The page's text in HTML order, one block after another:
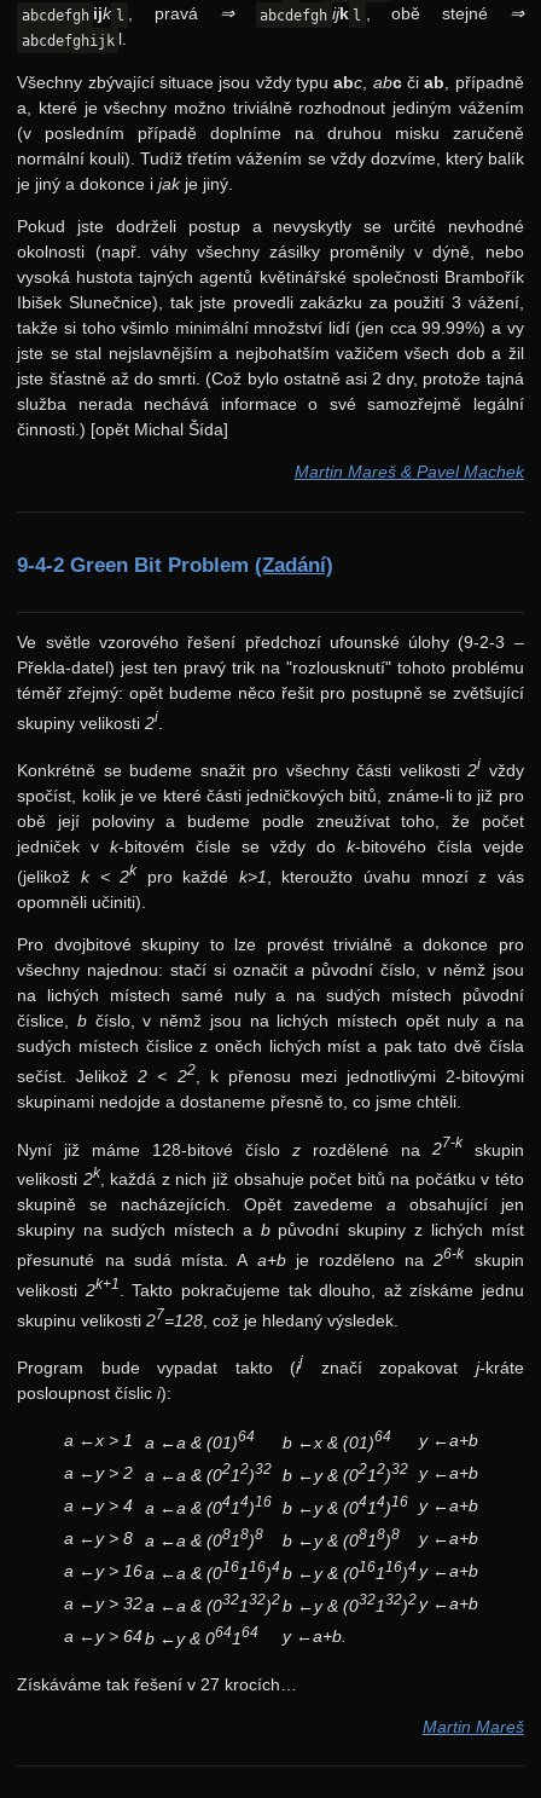
abcdefgh ijk l , pravá ⇒ abcdefgh ijk l , obě stejné ⇒
abcdefghijk l.
Všechny zbývající situace jsou vždy typuabc abcčiab , případně
a, které je všechny možno triviálně rozhodnout jediným vážením
(v posledním případě doplníme na druhou misku zaručeně
normální kouli). Tudíž třetím vážením se vždy dozvíme, který balík
je jiný a dokonce ijakje jiný.
Pokud jste dodrželi postup a nevyskytly se určité nevhodné
okolnosti (např. váhy všechny zásilky proměnily v dýně, nebo
vysoká hustota tajných agentů květinářské společnosti Brambořík
Ibišek Slunečnice), tak jste provedli zakázku za použití 3 vážení,
takže si toho všimlo minimální množství lidí (jen cca 99.99%) a vy
jste se stal nejslavnějším a nejbohatším važičem všech dob a žil
jste šťastně až do smrti. (Což bylo ostatně asi 2 dny, protože tajná
služba nerada nechává informace o své samozřejmě legální
činnosti.) [opět Michal Šída]
Martin Mareš & Pavel Machek
9-4-2 Green Bit Problem(Zadání)
Ve světle vzorového řešení předchozí ufounské úlohy (9-2-3 –
Překla-datel) jest ten pravý trik na "rozlousknutí" tohoto problému
téměř zřejmý: opět budeme něco řešit pro postupně se zvětšující
skupiny velikosti2i
Konkrétně se budeme snažit pro všechny části velikosti2i vždy
spočíst, kolik je ve které části jedničkových bitů, známe-li to již pro
obě její poloviny a budeme podle zneužívat toho, že počet
jedniček vk-bitovém čísle se vždy do k-bitového čísla vejde
(jelikož k < 2k pro každé k>1
, kteroužto úvahu mnozí z vás
opomněli učiniti).
Pro dvojbitové skupiny to lze provést triviálně a dokonce pro
všechny najednou: stačí si označit a původní číslo, v němž jsou
na lichých místech samé nuly a na sudých místech původní
číslice,b číslo, v němž jsou na lichých místech opět nuly a na
sudých místech číslice z oněch lichých míst a pak tato dvě čísla
sečíst. Jelikož2 < 22 , k přenosu mezi jednotlivými 2-bitovými
skupinami nedojde a dostaneme přesně to, co jsme chtěli.
Nyní již máme 128-bitové číslo zrozdělené na 27-kskupin
velikosti 2k, každá z nich již obsahuje počet bitů na počátku v této
skupině se nacházejících. Opět zavedemea obsahující jen
skupiny na sudých místech a bpůvodní skupiny z lichých míst
přesunuté na sudá místa. A a+bje rozděleno na26-k skupin
velikosti 2k+1
. Takto pokračujeme tak dlouho, až získáme jednu
skupinu velikosti27=128 , což je hledaný výsledek.
Program bude vypadat takto (ij značí zopakovat j-kráte
posloupnost číslici):
a ←x > 1 a ←a & (01)64 b ←x & (01)64
y ←a+b
a ←y > 2
a ←a & (0212)32 b ←y & (0212)32
y ←a+b
a ←y > 4
a ←a & (0414)16 b ←y & (0414)16
y ←a+b
a ←y > 8
a ←a & (0818)8 b ←y & (0818)8
y ←a+b
a ←y > 16a ←a & (016116)4b ←y & (016116)4y ←a+b
a ←y > 32a ←a & (032132)2b ←y & (032132)2y ←a+b
a ←y > 64b ←y & 064164 y ←a+b.
Získáváme tak řešení v 27 krocích…
Martin Mareš
15. ročník: 02/03
13. ročník: 00/01
12. ročník: 99/00
11. ročník: 98/99
10. ročník: 97/98
9. ročník: 96/97
Zadání 1. série
Řešení
Výsledky
Zadání 2. série
Zadání 3. série
Zadání 4. série
Řešení
Výsledky
8. ročník: 95/96
7. ročník: 94/95
6. ročník: 93/94
5. ročník: 92/93
3. ročník: 90/91
2. ročník: 89/90
1. ročník: 88/89
0. ročník: 87/88